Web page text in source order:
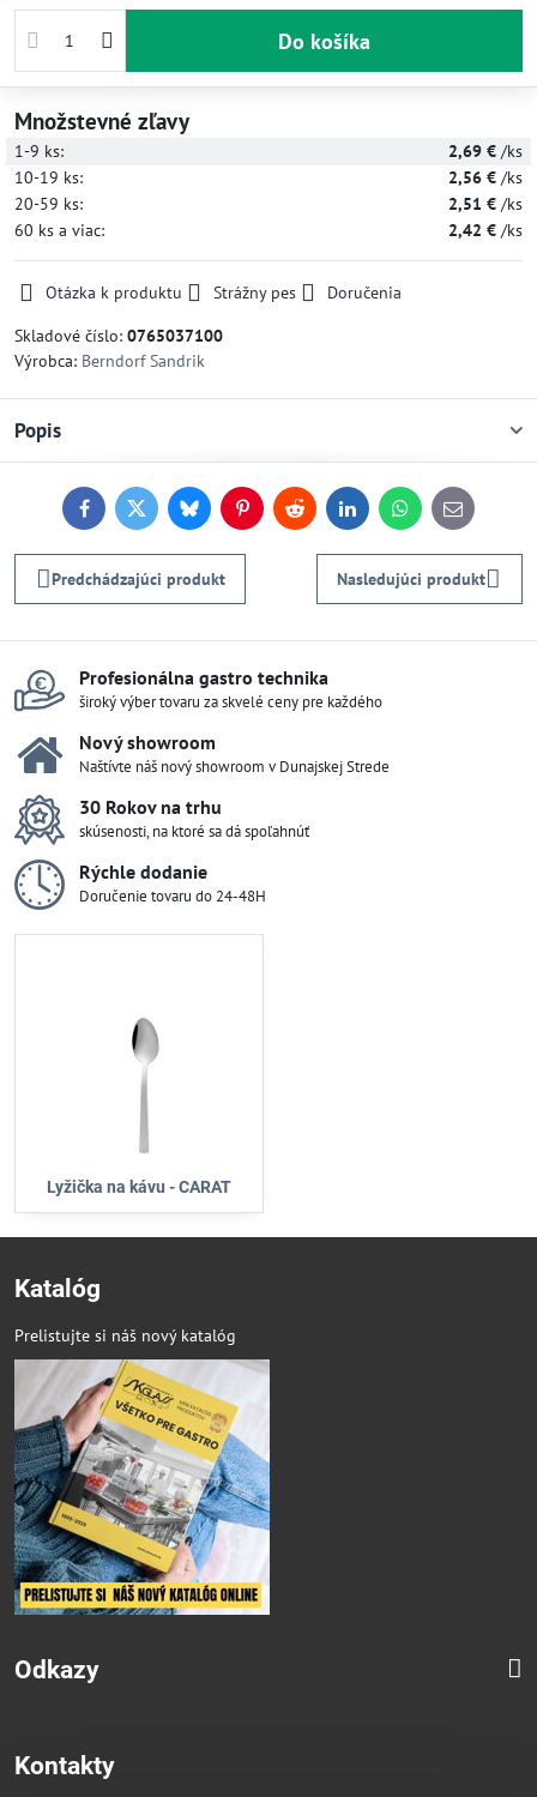
Do košíka
Množstevné zľavy
1-9 ks: 2,69 € /ks
10-19 ks: 2,56 € /ks
20-59 ks: 2,51 € /ks
60 ks a viac: 2,42 € /ks
Otázka k produktu Strážny pes
Doručenia
Skladové číslo: 0765037100
Výrobca: Berndorf Sandrik
Popis
FacebookTwitterBlueskyPinterestReddit LinkedInWhatsApp
E-
mail
Predchádzajúci produkt Nasledujúci produkt
Profesionálna gastro technika
široký výber tovaru za skvelé ceny pre každého
Nový showroom
Naštívte náš nový showroom v Dunajskej Strede
30 Rokov na trhu
skúsenosti, na ktoré sa dá spoľahnúť
Rýchle dodanie
Doručenie tovaru do 24-48H
Lyžička na kávu - CARAT
Katalóg
Prelistujte si náš nový katalóg
Odkazy
Kontakty